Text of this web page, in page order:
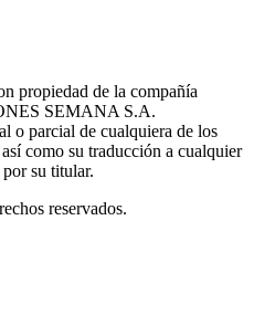
propiedad de la compañía
SEMANA S.A.
o parcial de cualquiera de los
como su traducción a cualquier
su titular.
reservados.